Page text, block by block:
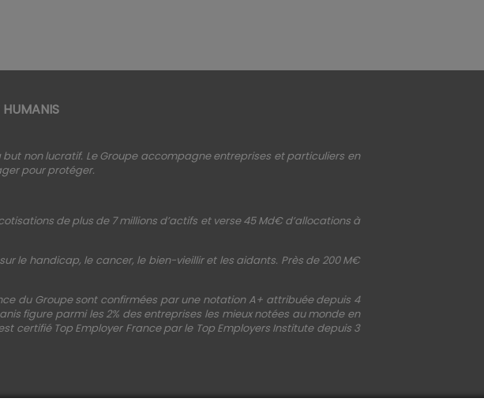
non lucratif. Le Groupe accompagne entreprises et particuliers en
pour protéger.
de plus de 7 millions d’actifs et verse 45 Md€ d’allocations à
le handicap, le cancer, le bien-vieillir et les aidants. Près de 200 M€
du Groupe sont confirmées par une notation A+ attribuée depuis 4
figure parmi les 2% des entreprises les mieux notées au monde en
certifié Top Employer France par le Top Employers Institute depuis 3